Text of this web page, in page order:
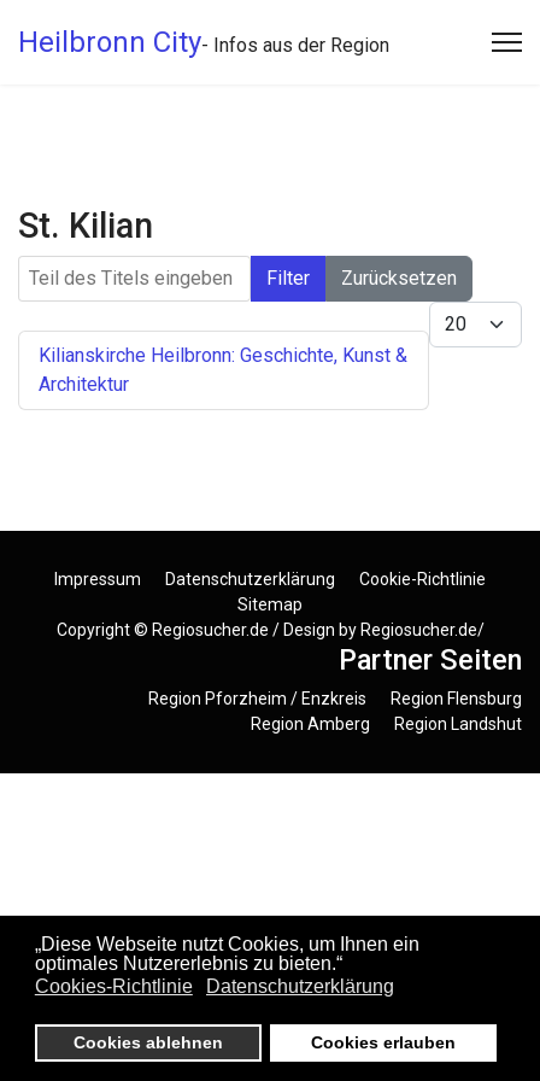
„Diese Webseite nutzt Cookies, um Ihnen ein
optimales Nutzererlebnis zu bieten.“
Cookies-Richtlinie
Datenschutzerklärung
Cookies ablehnen Cookies erlauben
Heilbronn City- Infos aus der Region
St. Kilian
Teil des Titels eingeben Filter
Zurücksetzen
Anzeige #
Kilianskirche Heilbronn: Geschichte, Kunst &
Architektur
Impressum Datenschutzerklärung
Cookie-Richtlinie
Sitemap
Copyright © Regiosucher.de / Design by Regiosucher.de/
Partner Seiten
Region Pforzheim / Enzkreis
Region Flensburg
Region Amberg
Region Landshut